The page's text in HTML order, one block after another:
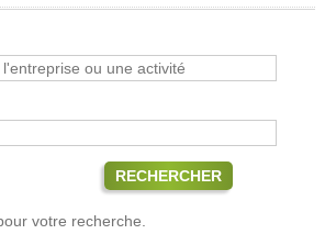
RECHERCHER
votre recherche.